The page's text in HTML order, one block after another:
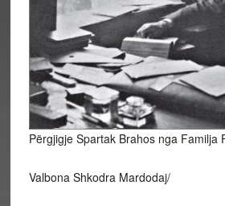
Përgjigje Spartak Brahos nga Familja
Valbona Shkodra Mardodaj/